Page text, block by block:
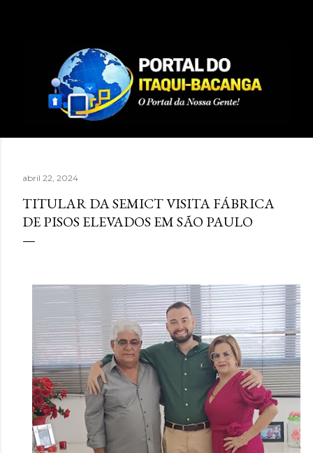
abril 22, 2024
TITULAR DA SEMICT VISITA FÁBRICA
DE PISOS ELEVADOS EM SÃO PAULO